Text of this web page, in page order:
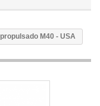
M40 - USA